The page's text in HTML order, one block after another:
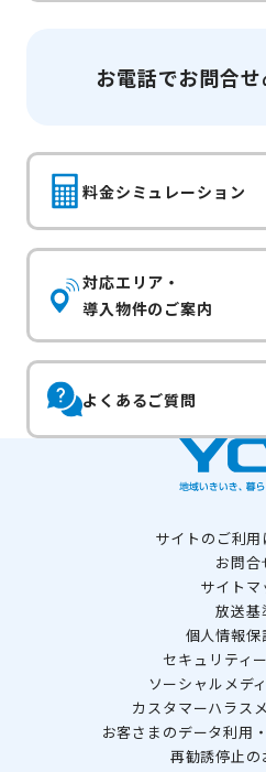
お電話でお問合せ
料金シミュレーション
対応エリア・
導入物件のご案内
よくあるご質問
サイトのご利用
お問合
サイトマ
放送基
個人情報保
セキュリティ
ソーシャルメデ
カスタマーハラス
お客さまのデータ利用
再勧誘停止の